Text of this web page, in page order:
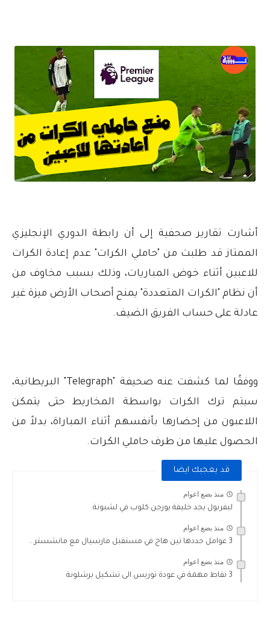
أشارت تقارير صحفية إلى أن رابطة الدوري الإنجليزي
الممتاز قد طلبت من "حاملي الكرات" عدم إعادة الكرات
للاعبين أثناء خوض المباريات، وذلك بسبب مخاوف من
أن نظام "الكرات المتعددة" يمنح أصحاب الأرض ميزة غير
عادلة على حساب الفريق الضيف.
ووفقًا لما كشفت عنه صحيفة "Telegraph" البريطانية،
سيتم ترك الكرات بواسطة المخاريط حتى يتمكن
اللاعبون من إحضارها بأنفسهم أثناء المباراة، بدلاً من
الحصول عليها من طرف حاملي الكرات.
قد يعجبك ايضا
منذ بضع اعوام
ليفربول يجد خليفة يورجن كلوب في لشبونة
منذ بضع اعوام
3 عوامل حددها تين هاج في مستقبل مارسيال مع مانشستر...
منذ بضع اعوام
3 نقاط مهمة في عودة توريس الى تشكيل برشلونة